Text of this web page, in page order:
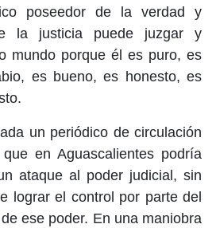
poseedor de la verdad y
la justicia puede juzgar y
mundo porque él es puro, es
es bueno, es honesto, es
un periódico de circulación
en Aguascalientes podría
ataque al poder judicial, sin
lograr el control por parte del
ese poder. En una maniobra